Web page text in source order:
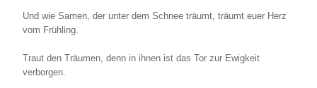
Und wie Samen, der unter dem Schnee träumt, träumt euer Herz
vom Frühling.
Traut den Träumen, denn in ihnen ist das Tor zur Ewigkeit
verborgen.